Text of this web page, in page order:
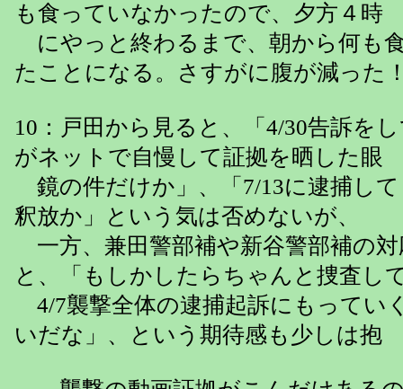
も食っていなかったので、夕方４時
にやっと終わるまで、朝から何も
たことになる。さすがに腹が減った
10：戸田から見ると、「4/30告訴を
がネットで自慢して証拠を晒した眼
鏡の件だけか」、「7/13に逮捕し
釈放か」という気は否めないが、
一方、兼田警部補や新谷警部補の
と、「もしかしたらちゃんと捜査し
4/7襲撃全体の逮捕起訴にもってい
いだな」、という期待感も少しは抱